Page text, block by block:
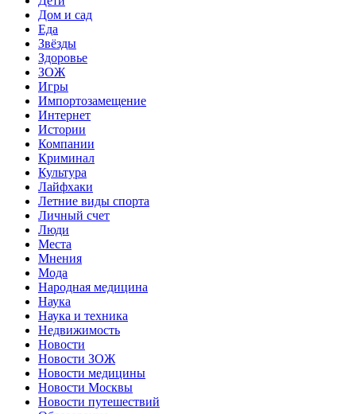
Дом и сад
Еда
Звёзды
Здоровье
ЗОЖ
Игры
Импортозамещение
Интернет
Истории
Компании
Криминал
Культура
Лайфхаки
Летние виды спорта
Личный счет
Люди
Места
Мнения
Мода
Народная медицина
Наука
Наука и техника
Недвижимость
Новости
Новости ЗОЖ
Новости медицины
Новости Москвы
Новости путешествий